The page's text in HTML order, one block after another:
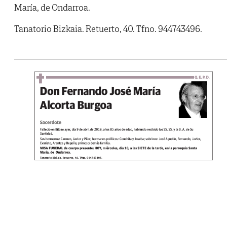
María, de Ondarroa.
Tanatorio Bizkaia. Retuerto, 40. Tfno. 944743496.